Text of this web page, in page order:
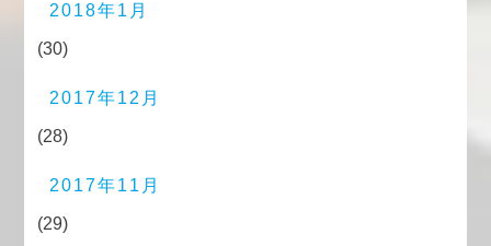
2018年1月
(30)
2017年12月
(28)
2017年11月
(29)